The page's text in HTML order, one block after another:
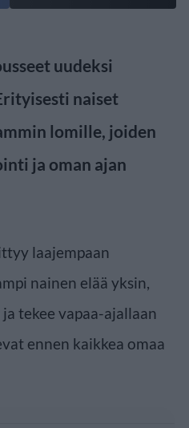
uudeksi
naiset
lomille, joiden
ja oman ajan
laajempaan
nainen elää yksin,
tekee vapaa-ajallaan
ennen kaikkea omaa